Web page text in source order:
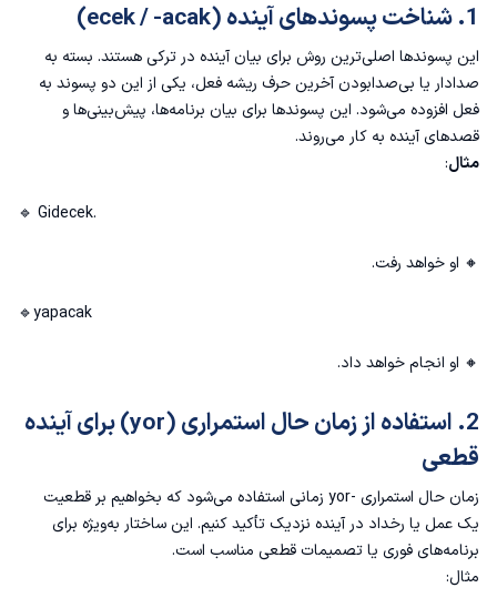
1. شناخت پسوندهای آینده (ecek / -acak)
این پسوندها اصلی‌ترین روش برای بیان آینده در ترکی هستند. بسته به
صدادار یا بی‌صدابودن آخرین حرف ریشه فعل، یکی از این دو پسوند به
فعل افزوده می‌شود. این پسوندها برای بیان برنامه‌ها، پیش‌بینی‌ها و
قصدهای آینده به کار می‌روند.
مثال:
🔹 Gidecek.
🔸 او خواهد رفت.
🔹yapacak
🔸 او انجام خواهد داد.
2. استفاده از زمان حال استمراری (yor) برای آینده
قطعی
زمان حال استمراری -yor زمانی استفاده می‌شود که بخواهیم بر قطعیت
یک عمل یا رخداد در آینده نزدیک تأکید کنیم. این ساختار به‌ویژه برای
برنامه‌های فوری یا تصمیمات قطعی مناسب است.
مثال: